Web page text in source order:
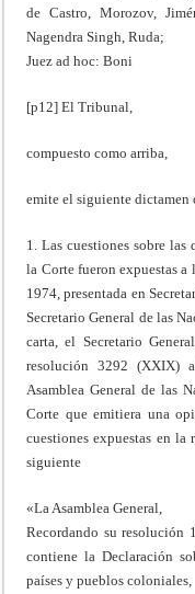
de Castro, Morozov,
Nagendra Singh, Ruda;
Juez ad hoc: Boni
[p12] El Tribunal,
compuesto como arriba,
emite el siguiente
1. Las cuestiones sobre
la Corte fueron expuestas
1974, presentada en
Secretario General de las
carta, el Secretario
resolución 3292 (XXIX)
Asamblea General de las
Corte que emitiera una
cuestiones expuestas en
siguiente
«La Asamblea General,
Recordando su resolución
contiene la Declaración
países y pueblos coloniales,